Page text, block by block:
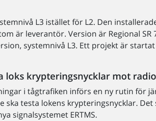
L3 istället för L2. Den
är leverantör. Version är Regional
systemnivå L3. Ett projekt är
loks krypteringsnycklar mot
i tågtrafiken införs en ny rutin för
ska testa lokens krypteringsnycklar.
signalsystemet ERTMS.